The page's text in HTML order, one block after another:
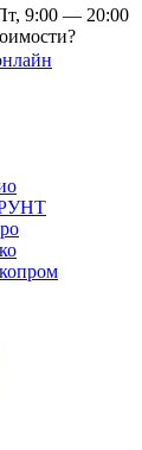
9:00 — 20:00